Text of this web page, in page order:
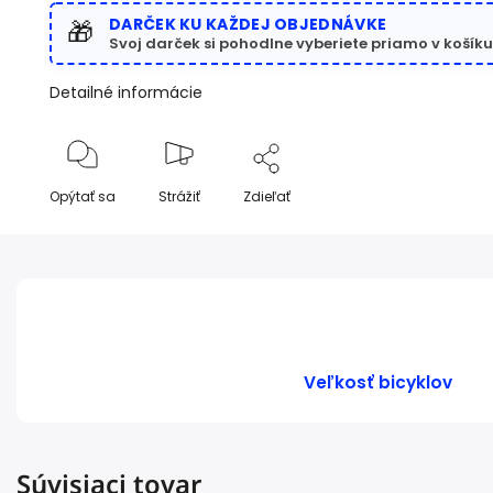
🎁 DARČEK KU KAŽDEJ OBJEDNÁVKE
Svoj darček si pohodlne vyberiete priamo v
Detailné informácie
Opýtať sa Strážiť Zdieľať
Veľkosť bicyklov
Súvisiaci tovar